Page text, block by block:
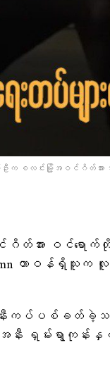
ဦးက စလင်းမြို့အဝင်ဂိတ်အ
ဂိတ်အား ဝင်ရေ
တာဝန်ရှိသူ
းကပ်ပစ်ခတ်ခဲ့
ရှမ်းရွာကုန်းနှ